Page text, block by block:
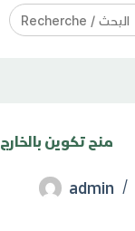
Search
for:
منح تكوين بالخارج
admin